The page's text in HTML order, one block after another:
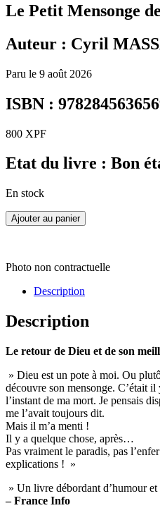
Le Petit Mensonge
Auteur : Cyril
Paru le 9 août 2026
ISBN :
800 XPF
Etat du livre : Bon
En stock
Ajouter au panier
Photo non contractuelle
Description
Description
Le retour de Dieu et de son
» Dieu est un pote à moi. Ou
découvre son mensonge. C’était il
l’instant de ma mort. Je pensais
me l’avait toujours dit.
Mais il m’a menti !
Il y a quelque chose, après…
Pas vraiment le paradis, pas
explications ! »
» Un livre débordant d’humour
– France Info